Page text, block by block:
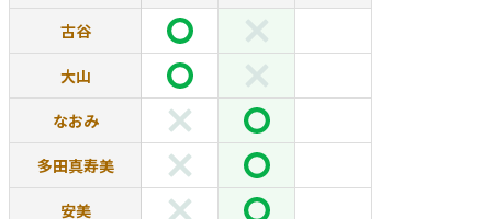
古谷
大山
なおみ
多田真寿美
安美